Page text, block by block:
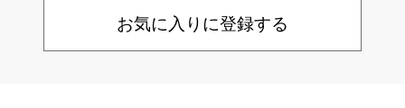
お気に入りに登録する